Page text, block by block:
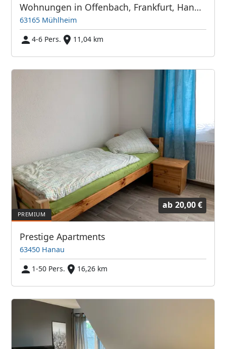
Wohnungen in Offenbach, Frankfurt, Hanau, Eschborn und Umgebung
63165 Mühlheim
4-6 Pers.
11,04 km
ab 20,00 €
Prestige Apartments
63450 Hanau
1-50 Pers.
16,26 km